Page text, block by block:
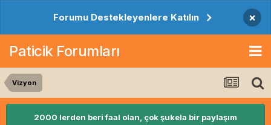
Forumu Destekleyenlere Katılın ×
Paticik Forumları
Vizyon
2000 lerden beri faal olan, çok şukela bir paylaşım